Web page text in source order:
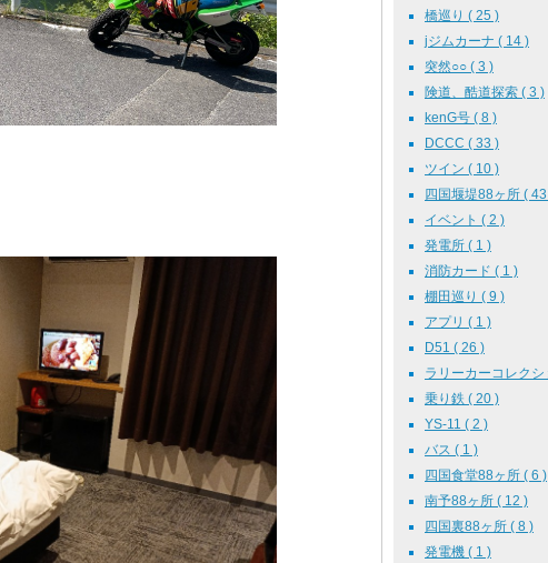
橋巡り ( 25 )
jジムカーナ ( 14 )
突然○○ ( 3 )
険道、酷道探索 ( 3 )
kenG号 ( 8 )
DCCC ( 33 )
ツイン ( 10 )
四国堰堤88ヶ所 (
イベント ( 2 )
発電所 ( 1 )
消防カード ( 1 )
棚田巡り ( 9 )
アプリ ( 1 )
D51 ( 26 )
ラリーカーコレク
乗り鉄 ( 20 )
YS-11 ( 2 )
バス ( 1 )
四国食堂88ヶ所 ( 6 )
南予88ヶ所 ( 12 )
四国裏88ヶ所 ( 8 )
発電機 ( 1 )